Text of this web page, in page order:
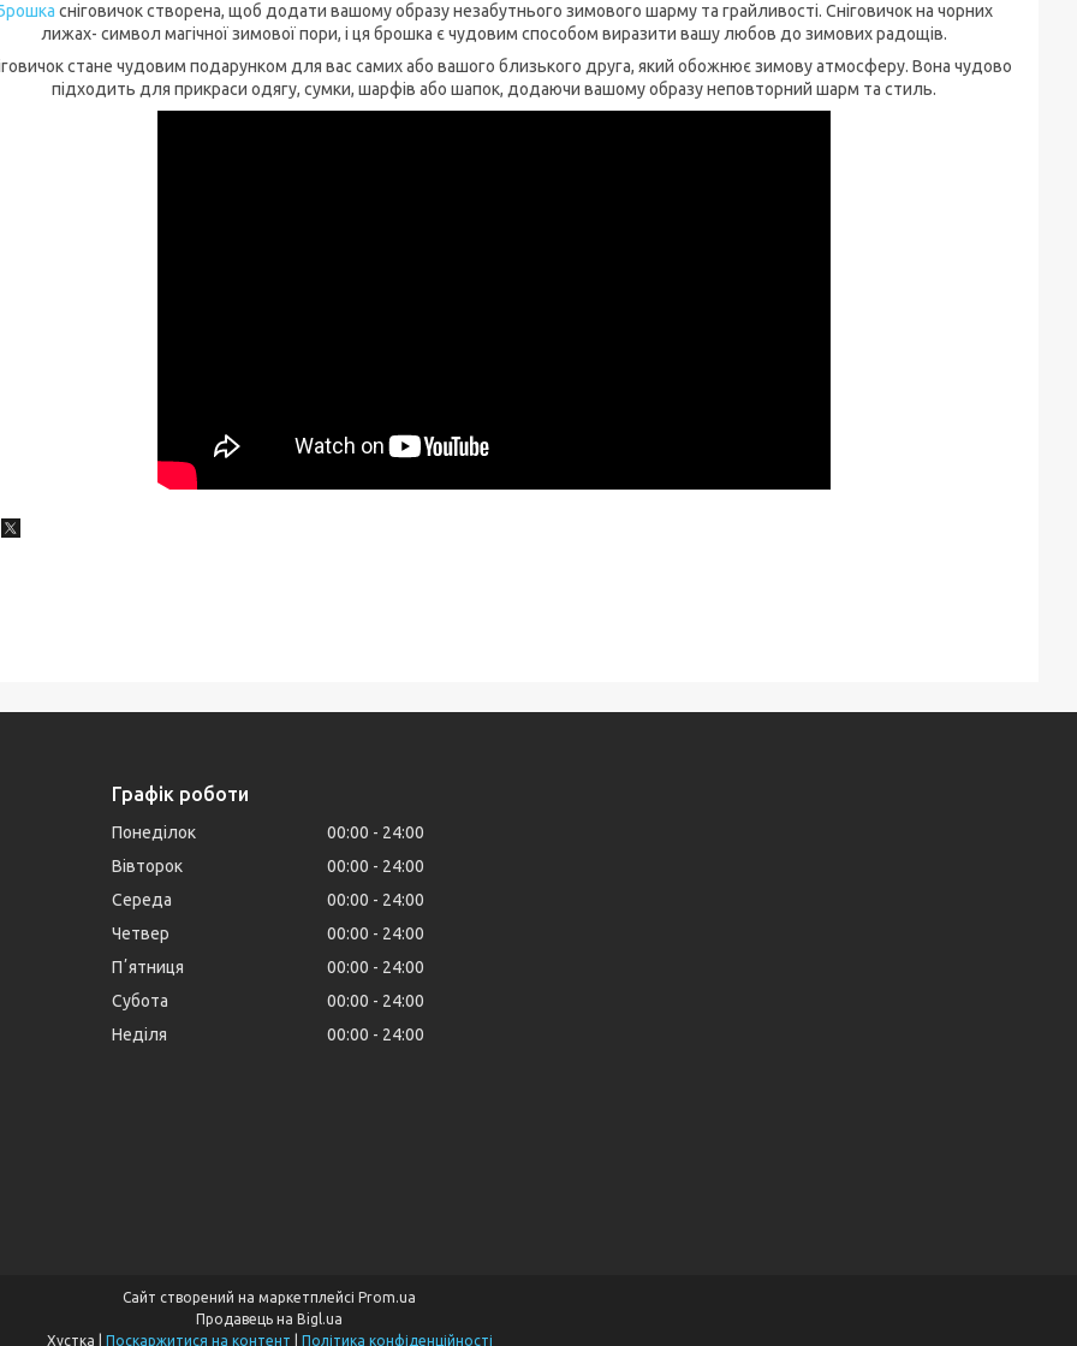
сніговичок створена, щоб додати вашому образу незабутнього зимового шарму та грайливості. Сніговичок на чорних
лижах- символ магічної зимової пори, і ця брошка є чудовим способом виразити вашу любов до зимових радощів.
стане чудовим подарунком для вас самих або вашого близького друга, який обожнює зимову атмосферу. Вона чудово
підходить для прикраси одягу, сумки, шарфів або шапок, додаючи вашому образу неповторний шарм та стиль.
Графік роботи
Понеділок 00:00
24:00
Вівторок
00:00
24:00
Середа
00:00
24:00
Четвер
00:00
24:00
Пʼятниця
00:00
24:00
Субота
00:00
24:00
Неділя
00:00 24:00
Сайт створений на маркетплейсі Prom.ua
Продавець на Bigl.ua
Поскаржитися на контент Політика конфіденційності